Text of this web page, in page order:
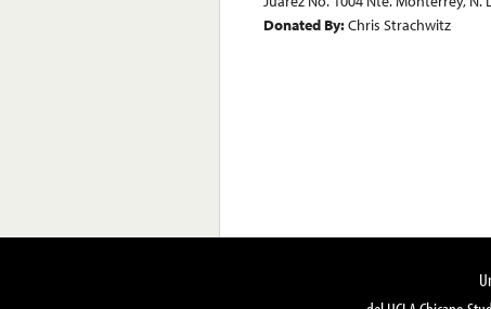
Donated By:Chris Strachwitz